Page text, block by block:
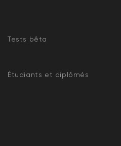
Tests bêta
Étudiants et diplômés